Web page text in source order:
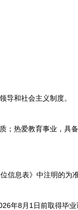
和社会主义制度。
热爱教育事业，具
息表》中注明的为准
年8月1日前取得毕业